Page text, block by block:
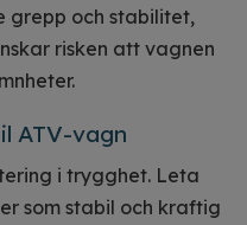
grepp och stabilitet,
risken att vagnen
ATV-vagn
i trygghet. Leta
som stabil och kraftig